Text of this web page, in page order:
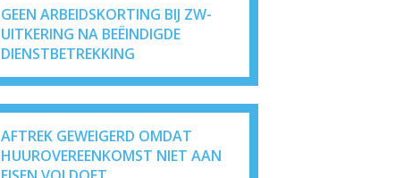
GEEN ARBEIDSKORTING BIJ ZW-
UITKERING NA BEËINDIGDE
DIENSTBETREKKING
AFTREK GEWEIGERD OMDAT
HUUROVEREENKOMST NIET AAN